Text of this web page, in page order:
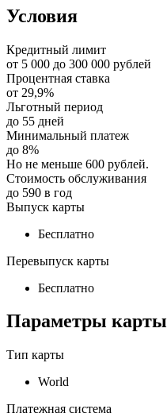
Условия
Кредитный лимит
от 5 000 до 300 000 рублей
Процентная ставка
от 29,9%
Льготный период
до 55 дней
Минимальный платеж
до 8%
Но не меньше 600 рублей.
Стоимость обслуживания
до 590 в год
Выпуск карты
Бесплатно
Перевыпуск карты
Бесплатно
Параметры карты
Тип карты
World
Платежная система